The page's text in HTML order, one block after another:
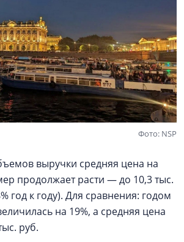
Фото: NSP
выручки средняя цена на
продолжает расти — до 10,3 тыс.
год к году). Для сравнения: годом
на 19%, а средняя цена
руб.